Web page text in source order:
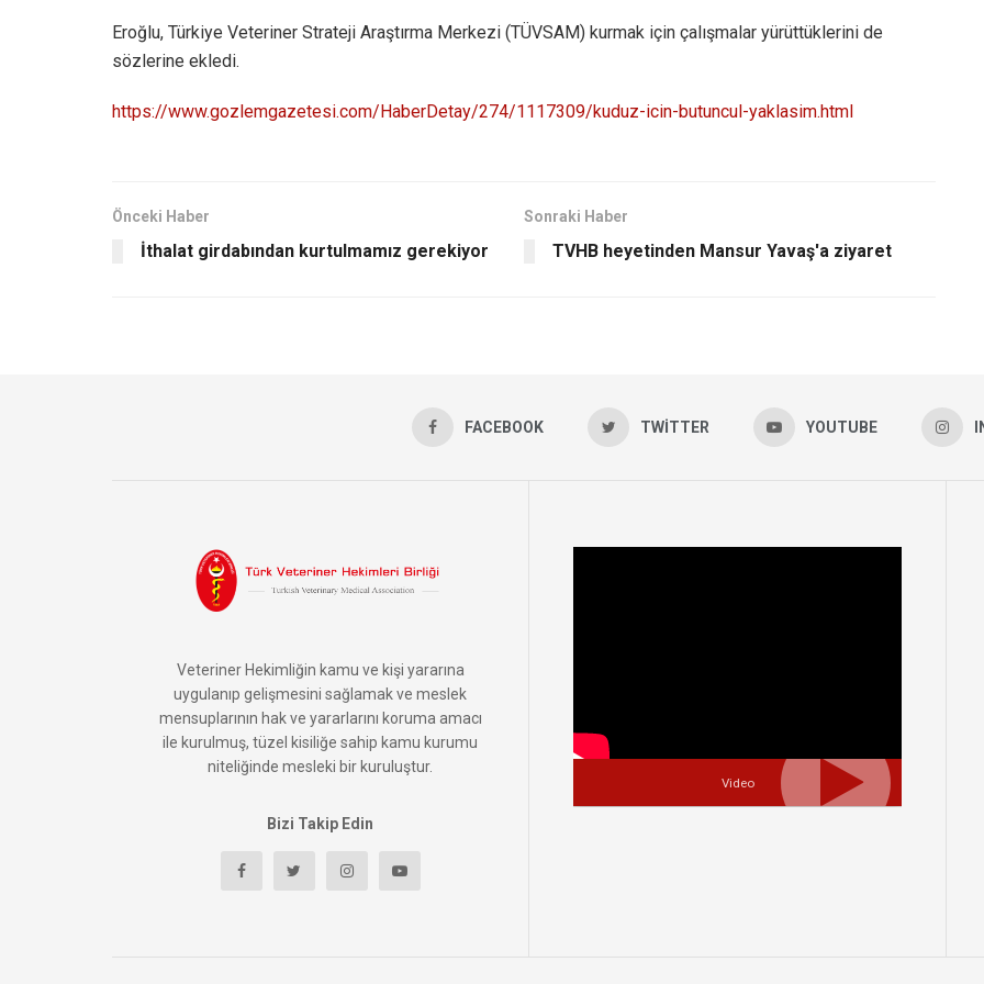
Eroğlu, Türkiye Veteriner Strateji Araştırma Merkezi (TÜVSAM) kurmak için çalışmalar yürüttüklerini de
sözlerine ekledi.
https://www.gozlemgazetesi.com/HaberDetay/274/1117309/kuduz-icin-butuncul-yaklasim.html
Önceki Haber
İthalat girdabından kurtulmamız gerekiyor
Sonraki Haber
TVHB heyetinden Mansur Yavaş'a ziyaret
FACEBOOK TWITTER YOUTUBE
Veteriner Hekimliğin kamu ve kişi yararına
uygulanıp gelişmesini sağlamak ve meslek
mensuplarının hak ve yararlarını koruma amacı
ile kurulmuş, tüzel kisiliğe sahip kamu kurumu
niteliğinde mesleki bir kuruluştur.
Bizi Takip Edin
Video